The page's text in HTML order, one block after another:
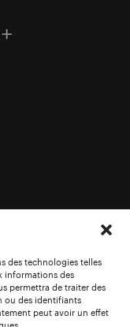
des technologies telles
informations des
permettra de traiter des
ou des identifiants
peut avoir un effet